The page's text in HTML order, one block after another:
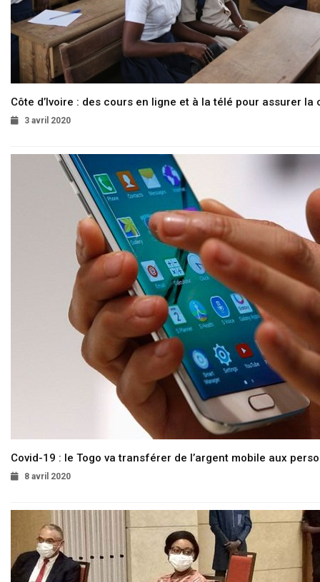
Côte d’Ivoire : des cours en ligne et à la télé pour assurer la
3 avril 2020
Covid-19 : le Togo va transférer de l’argent mobile aux
8 avril 2020